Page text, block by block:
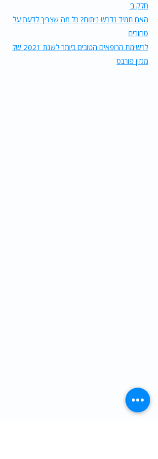
חלק ב'
האם תמיד נדרש ניתוח? כל מה שצריך לדעת על
טחורים
לרשימת הרופאים הטובים ביותר לשנת 2021 של
מגזין פורבס